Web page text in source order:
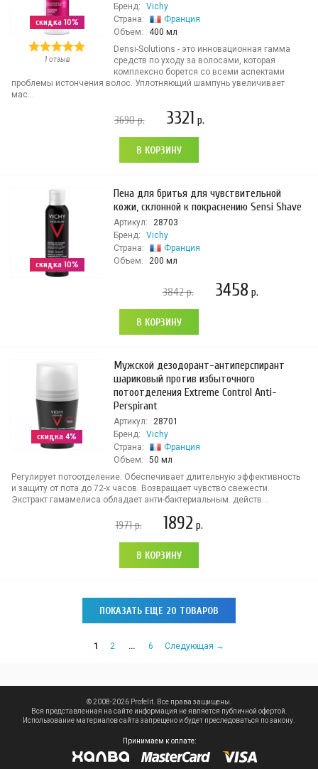
скидка 10%
1 отзыв
Бренд:
Vichy
Страна:
Франция
Объем:
400 мл
Densi-Solutions - это инновационная гамма
средств по уходу за волосами, которая
комплексно борется со всеми аспектами
проблемы истончения волос. Уплотняющий шампунь увеличивает
мас...
3690р. 3321 р.
В КОРЗИНУ
скидка 10%
Пена для бритья для чувствительной
кожи, склонной к покраснению Sensi Shave
Артикул:
28703
Бренд:
Vichy
Страна:
Франция
Объем:
200 мл
3842р. 3458 р.
В КОРЗИНУ
скидка 4%
Мужской дезодорант-антиперспирант
шариковый против избыточного
потоотделения Extreme Control Anti-
Perspirant
Артикул:
28701
Бренд:
Vichy
Страна:
Франция
Объем:
50 мл
Регулирует потоотделение. Обеспечивает длительную эффективность
и защиту от пота до 72-х часов. Возвращает чувство свежести.
Экстракт гамамелиса обладает анти-бактериальным. действ...
1971р. 1892 р.
В КОРЗИНУ
ПОКАЗАТЬ ЕЩЕ 20 ТОВАРОВ
1 2 … 6 Следующая →
© 2008-2026 Profelit. Все права защищены.
Вся представленная на сайте информация не является публичной офертой.
Использование материалов сайта запрещено и будет преследоваться по закону.
Принимаем к оплате: